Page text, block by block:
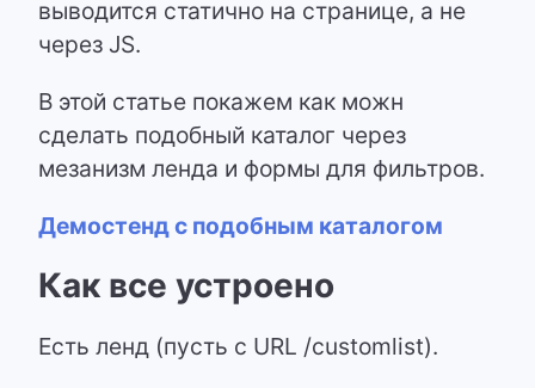
выводится статично на странице, а не
через JS.
В этой статье покажем как можн
сделать подобный каталог через
мезанизм ленда и формы для фильтров.
Демостенд с подобным каталогом
Как все устроено
Есть ленд (пусть с URL /customlist).